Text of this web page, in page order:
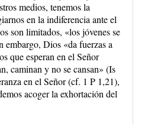
medios, tenemos la
en la indiferencia ante el
son limitados, «los jóvenes se
embargo, Dios «da fuerzas a
que esperan en el Señor
caminan y no se cansan» (Is
en el Señor (cf. 1 P 1,21),
acoger la exhortación del